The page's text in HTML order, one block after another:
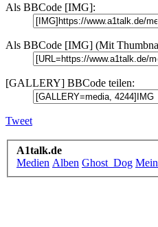
Als BBCode [IMG]:
Als BBCode [IMG] (Mit
[GALLERY] BBCode teilen:
Tweet
A1talk.de
Medien Alben Ghost_Dog